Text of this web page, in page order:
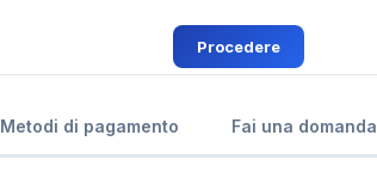
Metodi di pagamento Fai una domanda